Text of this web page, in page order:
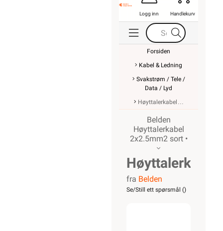
Logg inn Handlekurv
Forsiden
Kabel & Ledning
Svakstrøm / Tele /
Data / Lyd
Høyttalerkabel
Belden
Høyttalerkabel
2x2.5mm2 sort •
Høyttalerkabel
2x2.5mm2
fra Belden
Se/Still ett spørsmål ()